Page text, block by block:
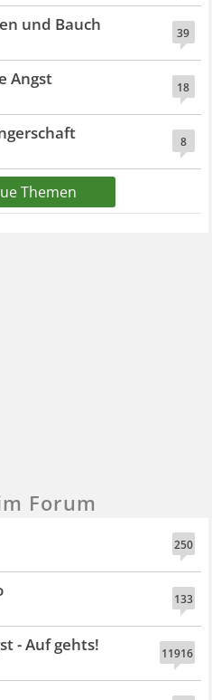
39
und Bauch
18
Angst
8
Themen
Forum
250
133
11916
- Auf gehts!